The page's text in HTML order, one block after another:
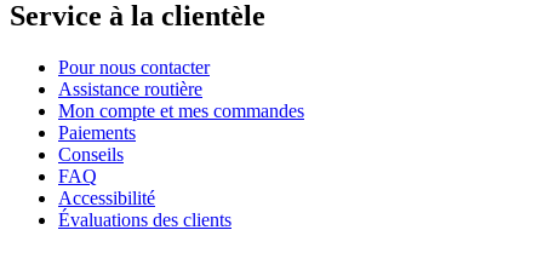
Service à la clientèle
Pour nous contacter
Assistance routière
Mon compte et mes commandes
Paiements
Conseils
FAQ
Accessibilité
Évaluations des clients